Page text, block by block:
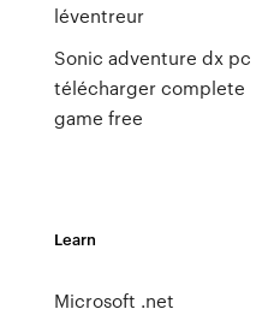
léventreur
Sonic adventure dx pc
télécharger complete
game free
Learn
Microsoft .net